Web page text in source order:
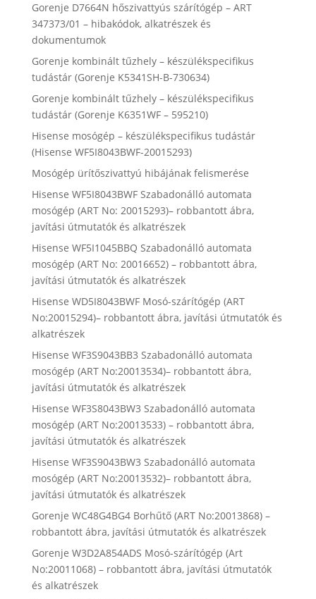
Gorenje D7664N hőszivattyús szárítógép – ART
347373/01 – hibakódok, alkatrészek és
dokumentumok
Gorenje kombinált tűzhely – készülékspecifikus
tudástár (Gorenje K5341SH-B-730634)
Gorenje kombinált tűzhely – készülékspecifikus
tudástár (Gorenje K6351WF – 595210)
Hisense mosógép – készülékspecifikus tudástár
(Hisense WF5I8043BWF-20015293)
Mosógép ürítőszivattyú hibájának felismerése
Hisense WF5I8043BWF Szabadonálló automata
mosógép (ART No: 20015293)– robbantott ábra,
javítási útmutatók és alkatrészek
Hisense WF5I1045BBQ Szabadonálló automata
mosógép (ART No: 20016652) – robbantott ábra,
javítási útmutatók és alkatrészek
Hisense WD5I8043BWF Mosó-szárítógép (ART
No:20015294)– robbantott ábra, javítási útmutatók és
alkatrészek
Hisense WF3S9043BB3 Szabadonálló automata
mosógép (ART No:20013534)– robbantott ábra,
javítási útmutatók és alkatrészek
Hisense WF3S8043BW3 Szabadonálló automata
mosógép (ART No:20013533) – robbantott ábra,
javítási útmutatók és alkatrészek
Hisense WF3S9043BW3 Szabadonálló automata
mosógép (ART No:20013532)– robbantott ábra,
javítási útmutatók és alkatrészek
Gorenje WC48G4BG4 Borhűtő (ART No:20013868) –
robbantott ábra, javítási útmutatók és alkatrészek
Gorenje W3D2A854ADS Mosó-szárítógép (Art
No:20011068) – robbantott ábra, javítási útmutatók
és alkatrészek